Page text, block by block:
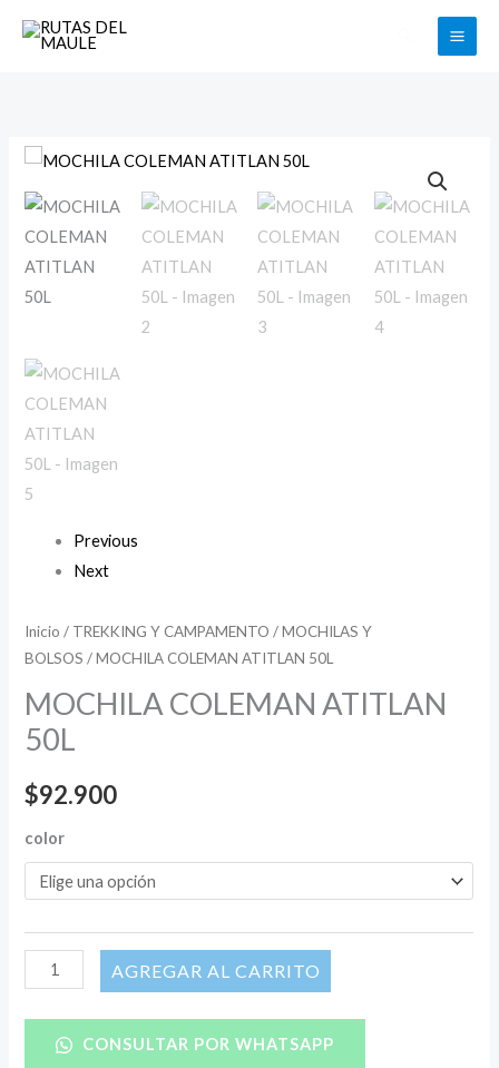
Buscar
Previous
Next
Inicio / TREKKING Y CAMPAMENTO /MOCHILAS Y
BOLSOS / MOCHILA COLEMAN ATITLAN 50L
MOCHILA COLEMAN ATITLAN
50L
$92.900
color
MOCHILA
COLEMAN
AÑADIR AL CARRITO
CONSULTAR POR WHATSAPP